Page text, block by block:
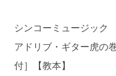
シンコーミュージック
アドリブ・ギター虎の
付］【教本】